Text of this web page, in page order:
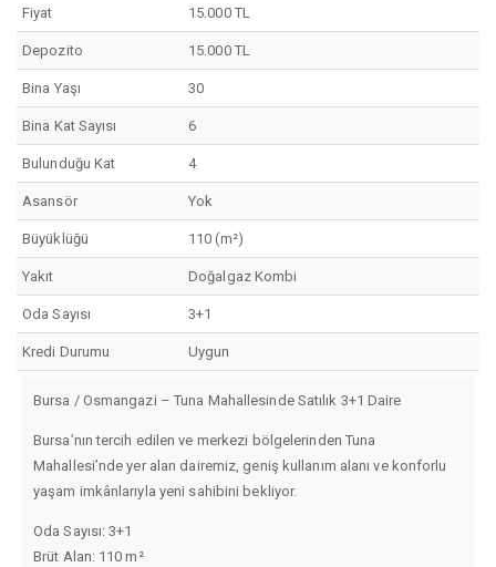
Fiyat 15.000 TL
Depozito 15.000 TL
Bina Yaşı 30
Bina Kat Sayısı 6
Bulunduğu Kat 4
Asansör Yok
Büyüklüğü 110 (m²)
Yakıt Doğalgaz Kombi
Oda Sayısı 3+1
Kredi Durumu Uygun
Bursa / Osmangazi – Tuna Mahallesinde Satılık 3+1 Daire
Bursa’nın tercih edilen ve merkezi bölgelerinden Tuna
Mahallesi’nde yer alan dairemiz, geniş kullanım alanı ve konforlu
yaşam imkânlarıyla yeni sahibini bekliyor.
Oda Sayısı: 3+1
Brüt Alan: 110 m²